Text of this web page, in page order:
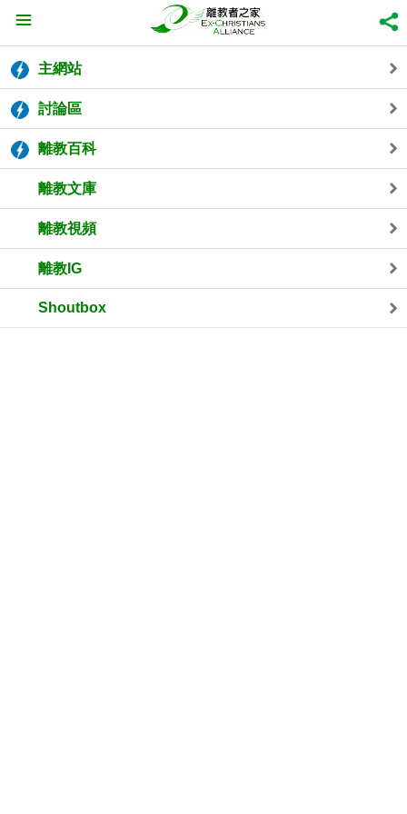
主網站
討論區
離教百科
離教文庫
離教視頻
離教IG
Shoutbox